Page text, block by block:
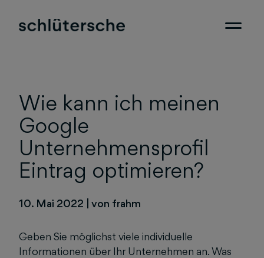
Wie kann ich meinen
Google
Unternehmensprofil
Eintrag optimieren?
10. Mai 2022 von frahm
Geben Sie möglichst viele individuelle
Informationen über Ihr Unternehmen an. Was